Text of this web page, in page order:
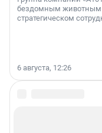
бездомным животным
стратегическом
6 августа, 12:26